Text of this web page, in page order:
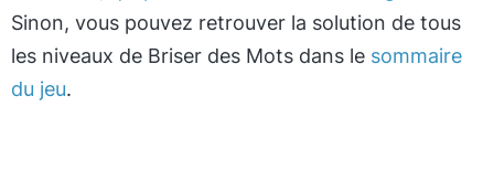
Sinon, vous pouvez retrouver la solution de tous
les niveaux de Briser des Mots dans le sommaire
du jeu.